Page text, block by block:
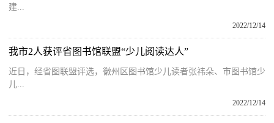
建...
2022/12/14
我市2人获评省图书馆联盟“少儿阅读达人”
近日，经省图联盟评选，徽州区图书馆少儿读者张祎朵、市图书馆少
儿...
2022/12/14